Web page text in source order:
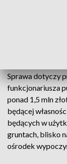
Sprawa dotyczy
funkcjonariusza
ponad 1,5 mln
będącej
będących w
gruntach, blisko
ośrodek